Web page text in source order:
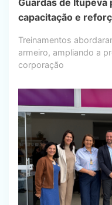
capacitação e
Treinamentos
armeiro, ampliando a
corporação